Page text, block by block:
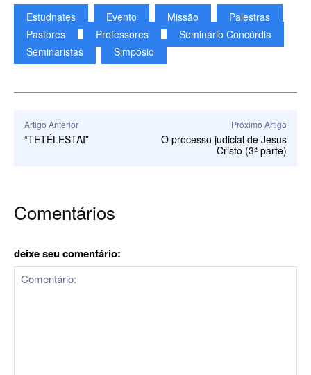
Estudnates Evento Missão
Palestras
Pastores
Professores
Seminário Concórdia
Seminaristas
Simpósio
Artigo Anterior
“TETÉLESTAI”
Próximo Artigo
O processo judicial de Jesus
Cristo (3ª parte)
Comentários
deixe seu comentário: